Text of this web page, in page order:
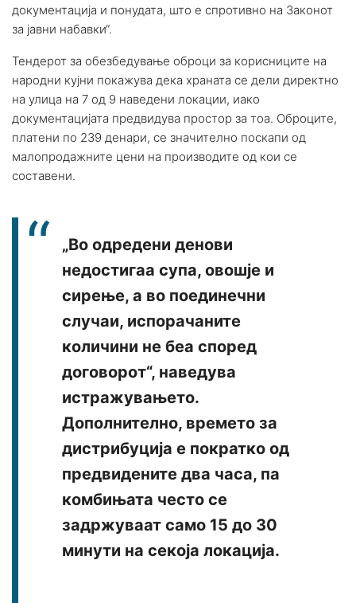
документација и понудата, што е спротивно на Законот
за јавни набавки“.
Тендерот за обезбедување оброци за корисниците на
народни кујни покажува дека храната се дели директно
на улица на 7 од 9 наведени локации, иако
документацијата предвидува простор за тоа. Оброците,
платени по 239 денари, се значително поскапи од
малопродажните цени на производите од кои се
составени.
„Во одредени денови
недостигаа супа, овошје и
сирење, а во поединечни
случаи, испорачаните
количини не беа според
договорот“, наведува
истражувањето.
Дополнително, времето за
дистрибуција е пократко од
предвидените два часа, па
комбињата често се
задржуваат само 15 до 30
минути на секоја локација.